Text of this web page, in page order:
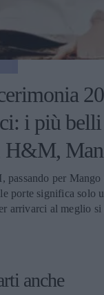
i più
H&M,
passando per Mango
porte significa solo
arrivarci al meglio si
anche